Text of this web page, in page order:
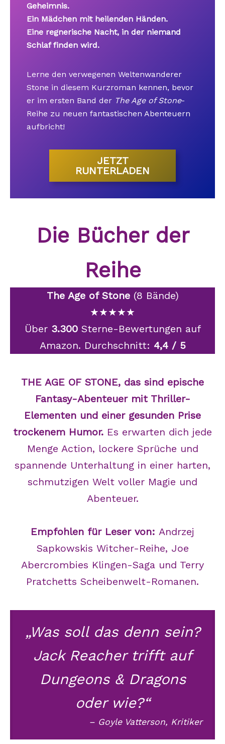
Geheimnis.
Ein Mädchen mit heilenden Händen.
Eine regnerische Nacht, in der niemand
Schlaf finden wird.
Lerne den verwegenen Weltenwanderer
Stone in diesem Kurzroman kennen, bevor
er im ersten Band der The Age of Stone-
Reihe zu neuen fantastischen Abenteuern
aufbricht!
JETZT
RUNTERLADEN
Die Bücher der
Reihe
The Age of Stone(8 Bände)
★★★★★
Über 3.300Sterne-Bewertungen auf
Amazon. Durchschnitt: 4,4 / 5
THE AGE OF STONE, das sind epische
Fantasy-Abenteuer mit Thriller-
Elementen und einer gesunden Prise
trockenem Humor. Es erwarten dich jede
Menge Action, lockere Sprüche und
spannende Unterhaltung in einer harten,
schmutzigen Welt voller Magie und
Abenteuer.
Empfohlen für Leser von: Andrzej
Sapkowskis Witcher-Reihe, Joe
Abercrombies Klingen-Saga und Terry
Pratchetts Scheibenwelt-Romanen.
„Was soll das denn sein?
Jack Reacher trifft auf
Dungeons & Dragons
oder wie?“
– Goyle Vatterson, Kritiker